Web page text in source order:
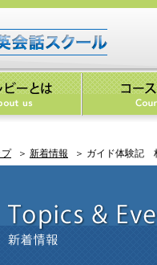
プ ＞ 新着情報 ＞ ガイド体験記